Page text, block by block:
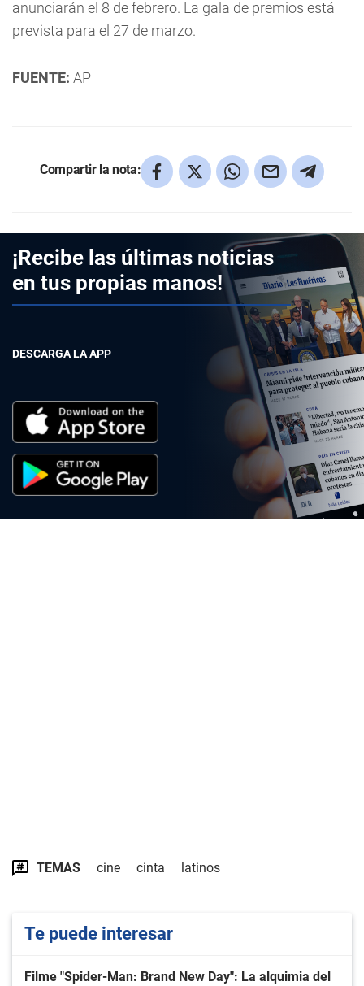
anunciarán el 8 de febrero. La gala de premios está
prevista para el 27 de marzo.
FUENTE: AP
Compartir la nota:
¡Recibe las últimas noticias
en tus propias manos!
DESCARGA LA APP
TEMAS cine cinta latinos
Te puede interesar
Filme "Spider-Man: Brand New Day": La alquimia del